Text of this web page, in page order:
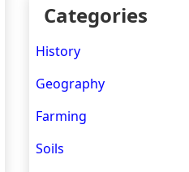
Categories
History
Geography
Farming
Soils